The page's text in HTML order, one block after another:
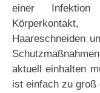
einer
Haareschneiden
aktuell einhalten
ist einfach zu groß